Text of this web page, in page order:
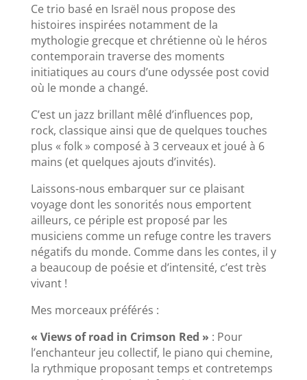
Ce trio basé en Israël nous propose des
histoires inspirées notamment de la
mythologie grecque et chrétienne où le héros
contemporain traverse des moments
initiatiques au cours d’une odyssée post covid
où le monde a changé.
C’est un jazz brillant mêlé d’influences pop,
rock, classique ainsi que de quelques touches
plus « folk » composé à 3 cerveaux et joué à 6
mains (et quelques ajouts d’invités).
Laissons-nous embarquer sur ce plaisant
voyage dont les sonorités nous emportent
ailleurs, ce périple est proposé par les
musiciens comme un refuge contre les travers
négatifs du monde. Comme dans les contes, il y
a beaucoup de poésie et d’intensité, c’est très
vivant !
Mes morceaux préférés :
« Views of road in Crimson Red » : Pour
l’enchanteur jeu collectif, le piano qui chemine,
la rythmique proposant temps et contretemps